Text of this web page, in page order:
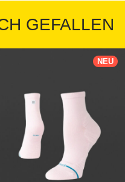
GEFALLEN
NEU